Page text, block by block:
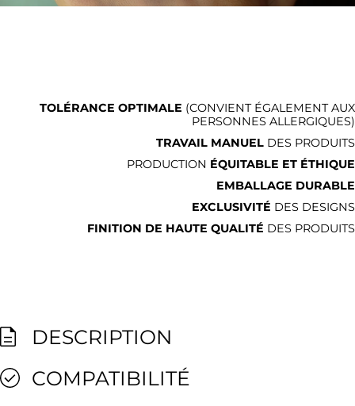
TOLÉRANCE OPTIMALE (CONVIENT ÉGALEMENT AUX
PERSONNES ALLERGIQUES)
TRAVAIL MANUEL DES PRODUITS
PRODUCTION ÉQUITABLE ET ÉTHIQUE
EMBALLAGE DURABLE
EXCLUSIVITÉ DES DESIGNS
FINITION DE HAUTE QUALITÉ DES PRODUITS
DESCRIPTION
COMPATIBILITÉ